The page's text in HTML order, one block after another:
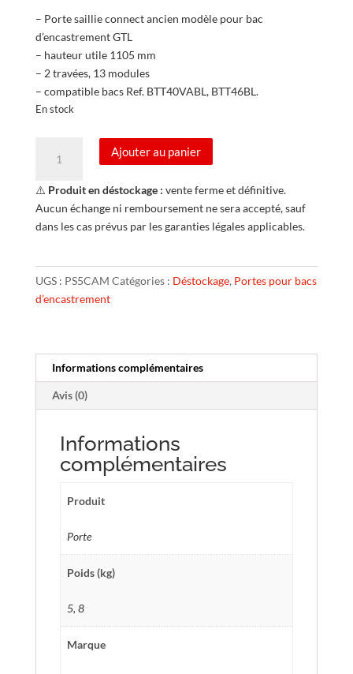
initial
était :
162,90 €.
actuel
– Porte saillie connect ancien modèle pour bac
d’encastrement GTL
– hauteur utile 1105 mm
– 2 travées, 13 modules
– compatible bacs Ref. BTT40VABL, BTT46BL.
En stock
PS5CAM
Ajouter au panier
⚠️ Produit en déstockage : vente ferme et définitive.
Aucun échange ni remboursement ne sera accepté, sauf
dans les cas prévus par les garanties légales applicables.
UGS : PS5CAM Catégories : Déstockage, Portes pour bacs
d’encastrement
Informations complémentaires
Avis (0)
Informations
complémentaires
Produit
Porte
Poids (kg)
5, 8
Marque